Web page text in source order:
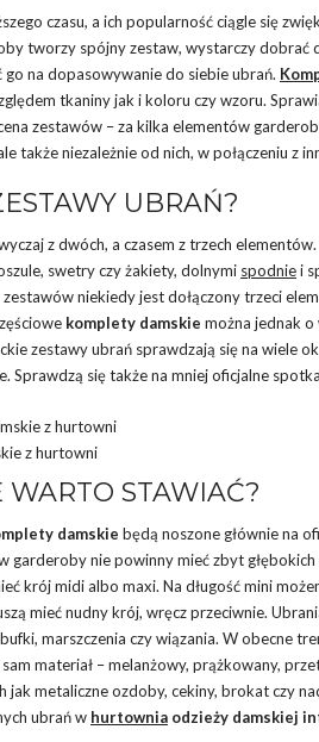
czasu, a ich popularność ciągle się
tworzy spójny zestaw, wystarczy
na dopasowywanie do siebie ubrań.
tkaniny jak i koloru czy wzoru.
zestawów – za kilka elementów
także niezależnie od nich, w połączeniu z
UBRAŃ?
z dwóch, a czasem z trzech
swetry czy żakiety, dolnymi spodniei
niekiedy jest dołączony trzeci
komplety damskie można jednak o
zestawy ubrań sprawdzają się na wiele
Sprawdzą się także na mniej oficjalne
z hurtowni
STAWIAĆ?
damskie będą noszone głównie na
garderoby nie powinny mieć zbyt
krój midi albo maxi. Na długość mini
mieć nudny krój, wręcz przeciwnie.
marszczenia czy wiązania. W obecne
materiał – melanżowy, prążkowany,
jak metaliczne ozdoby, cekiny, brokat czy
ubrań w hurtownia odzieży damskiej